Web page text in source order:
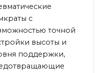
с
точной
высоты и
поддержки,